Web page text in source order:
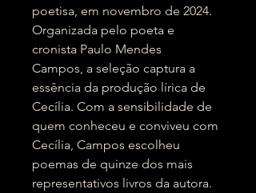
poetisa, em novembro de 2024.
Organizada pelo poeta e
cronista Paulo Mendes
Campos, a seleção captura a
essência da produção lírica de
Cecília. Com a sensibilidade de
quem conheceu e conviveu com
Cecília, Campos escolheu
poemas de quinze dos mais
representativos livros da autora.